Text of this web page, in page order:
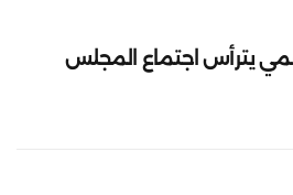
يترأس اجتماع المجلس